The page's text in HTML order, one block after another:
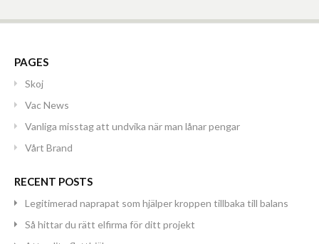
PAGES
Skoj
Vac News
Vanliga misstag att undvika när man lånar pengar
Vårt Brand
RECENT POSTS
Legitimerad naprapat som hjälper kroppen tillbaka till balans
Så hittar du rätt elfirma för ditt projekt